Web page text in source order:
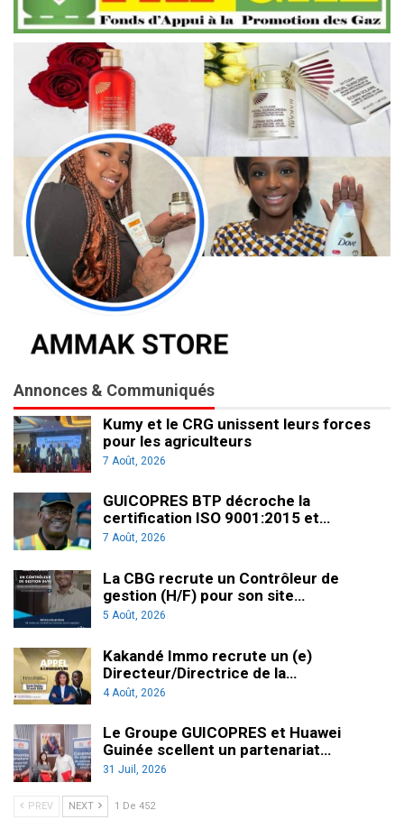
Annonces & Communiqués
Kumy et le CRG unissent leurs forces
pour les agriculteurs
7 Août, 2026
GUICOPRES BTP décroche la
certification ISO 9001:2015 et…
7 Août, 2026
La CBG recrute un Contrôleur de
gestion (H/F) pour son site…
5 Août, 2026
Kakandé Immo recrute un (e)
Directeur/Directrice de la…
4 Août, 2026
Le Groupe GUICOPRES et Huawei
Guinée scellent un partenariat…
31 Juil, 2026
PREV NEXT 1 De 452